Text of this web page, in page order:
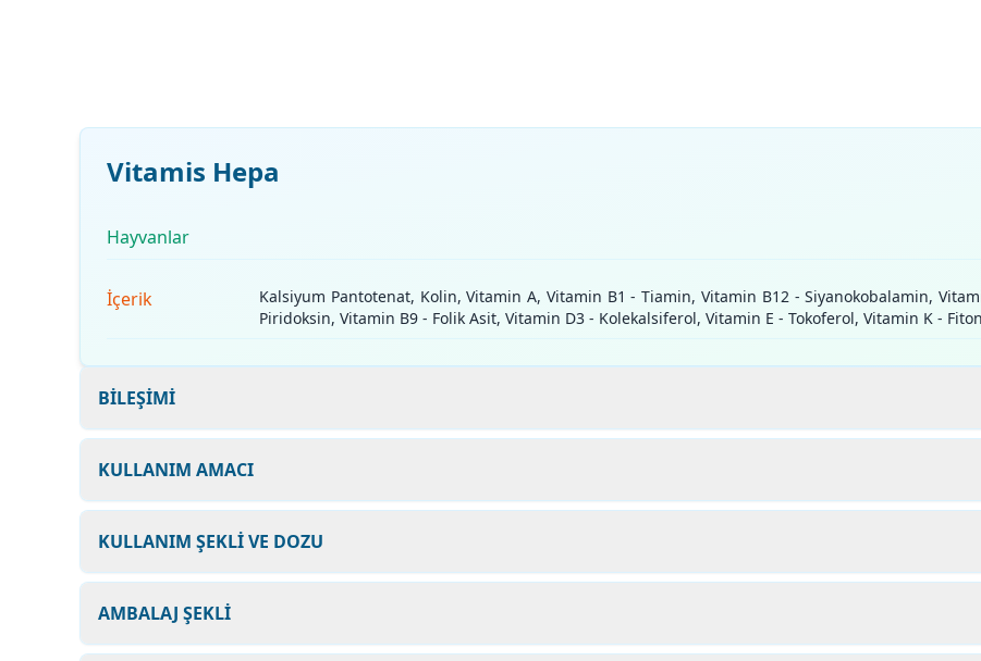
Vitamis Hepa
Hayvanlar
İçerik
Kalsiyum Pantotenat, Kolin, Vitamin A, Vitamin B1 - Tiamin, Vitamin B12 - Siyanokobalamin,
Piridoksin, Vitamin B9 - Folik Asit, Vitamin D3 - Kolekalsiferol, Vitamin E - Tokoferol, Vitamin K -
BİLEŞİMİ
KULLANIM AMACI
KULLANIM ŞEKLİ VE DOZU
AMBALAJ ŞEKLİ